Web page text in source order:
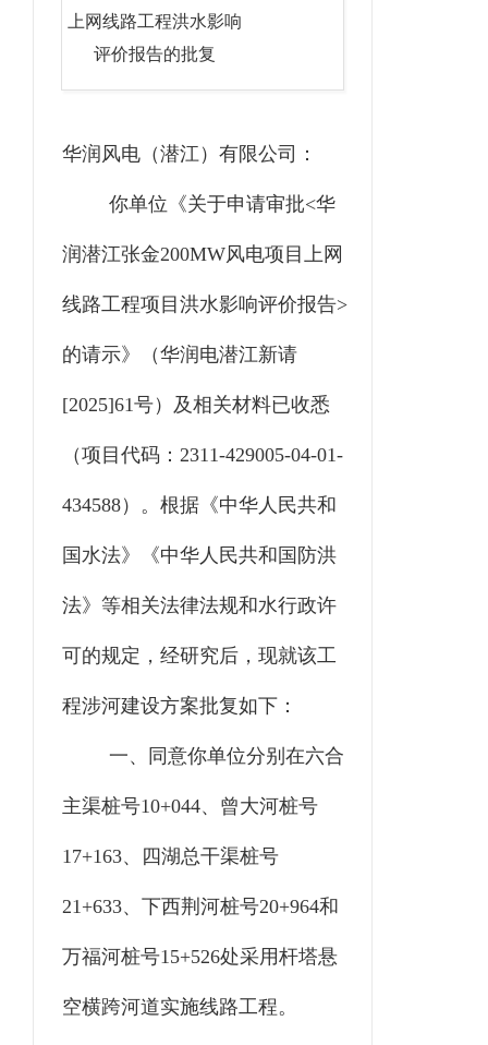
上网线路工程洪水影响
评价报告的批复
华润风电（潜江）有限公司 ：
你单位《关于申请审批<华
润潜江张金200MW风电项目上网
线路工程项目洪水影响评价报告>
的请示》（华润电潜江新请
[2025]61号）及相关材料已收悉
（项目代码： 2311-429005-04-01-
434588）。根据《中华人民共和
国水法》《中华人民共和国防洪
法》等相关法律法规和水行政许
可的规定，经研究后，现就该工
程涉河建设方案批复如下：
一、同意你单位分别在六合
主渠桩号10+044、曾大河桩号
17+163、四湖总干渠桩号
21+633、下西荆河桩号20+964和
万福河桩号15+526处采用杆塔悬
空横跨河道实施线路工程。